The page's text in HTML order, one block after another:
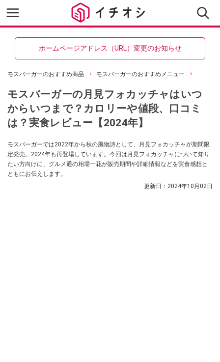
ホームページアドレス（URL）変更のお知らせ
モスバーガーのおすすめ商品 モスバーガーのおすすめメニュー
モスバーガーの月見フォカッチャはいつ
からいつまで？カロリーや値段、口コミ
は？実食レビュー【2024年】
モスバーガーでは2022年から秋の風物詩として、月見フォカッチャが期間限
定発売。2024年も再登場しています。今回は月見フォカッチャについて知り
たい方向けに、グルメ通の相場一花が販売期間や詳細情報などを実食感想と
ともにお伝えします。
更新日： 2024年10月02日